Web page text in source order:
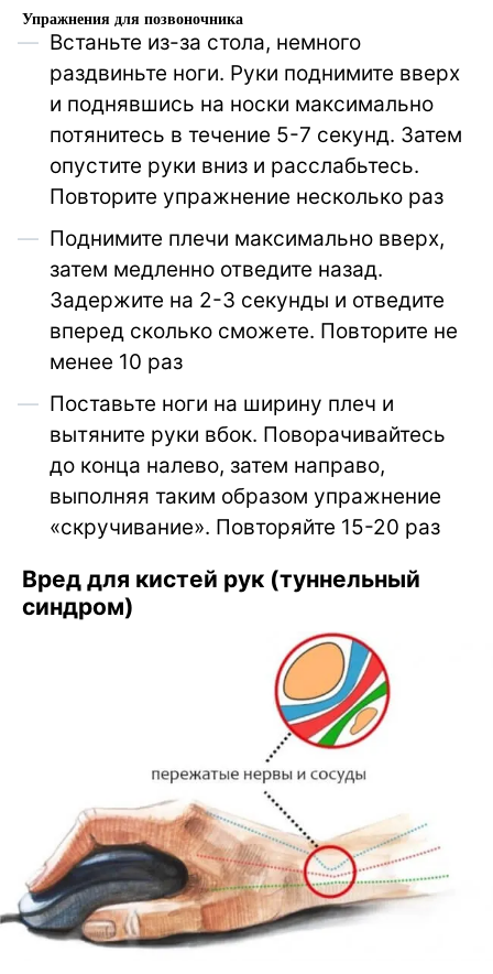
Упражнения для позвоночника
Встаньте из-за стола, немного
раздвиньте ноги. Руки поднимите вверх
и поднявшись на носки максимально
потянитесь в течение 5-7 секунд. Затем
опустите руки вниз и расслабьтесь.
Повторите упражнение несколько раз
Поднимите плечи максимально вверх,
затем медленно отведите назад.
Задержите на 2-3 секунды и отведите
вперед сколько сможете. Повторите не
менее 10 раз
Поставьте ноги на ширину плеч и
вытяните руки вбок. Поворачивайтесь
до конца налево, затем направо,
выполняя таким образом упражнение
«скручивание». Повторяйте 15-20 раз
Вред для кистей рук (туннельный
синдром)